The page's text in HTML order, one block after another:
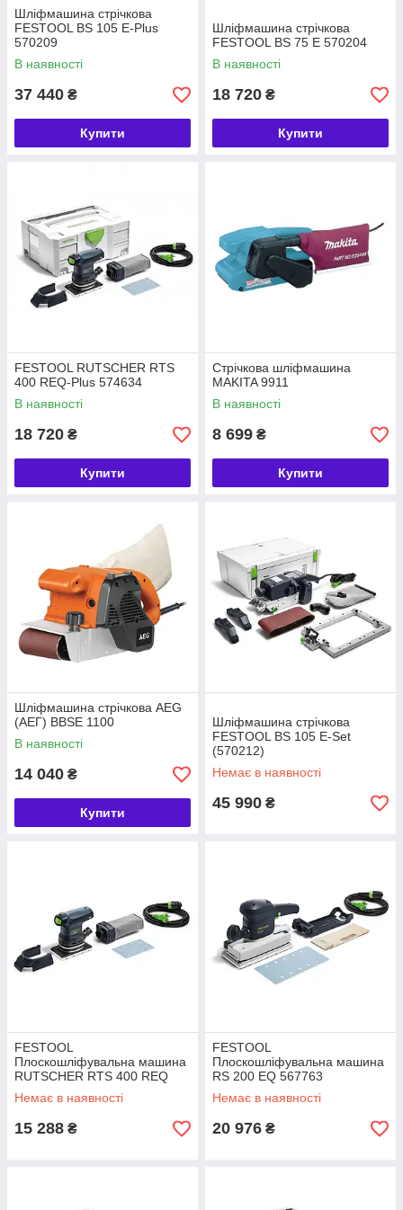
Шліфмашина стрічкова
FESTOOL BS 105 E-Plus
570209
В наявності
37 440 ₴
Купити
Шліфмашина стрічкова
FESTOOL BS 75 E 570204
В наявності
18 720 ₴
Купити
FESTOOL RUTSCHER RTS
400 REQ-Plus 574634
В наявності
18 720 ₴
Купити
Стрічкова шліфмашина
MAKITA 9911
В наявності
8 699 ₴
Купити
Шліфмашина стрічкова AEG
(АЕГ) BBSE 1100
В наявності
14 040 ₴
Купити
Шліфмашина стрічкова
FESTOOL BS 105 E-Set
(570212)
Немає в наявності
45 990 ₴
FESTOOL
Плоскошліфувальна машина
RUTSCHER RTS 400 REQ
201224
Немає в наявності
15 288 ₴
FESTOOL
Плоскошліфувальна машина
RS 200 EQ 567763
Немає в наявності
20 976 ₴